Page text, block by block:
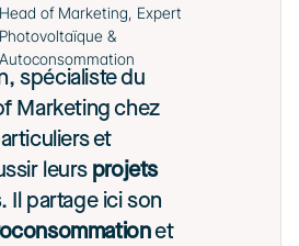
Head of Marketing, Expert
Photovoltaïque &
Autoconsommation
spécialiste du
Marketing chez
et
leurs projets
. Il partage ici son
et